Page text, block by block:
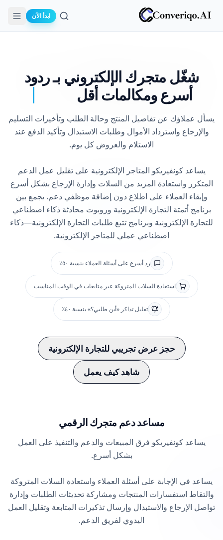
ابدأ الآن
شغّل متجرك الإلكتروني بـردود
أسرع ومكالمات أقل
يسأل عملاؤك عن تفاصيل المنتج وحالة الطلب وتأخيرات التسليم
والإرجاع واسترداد الأموال وطلبات الاستبدال وتأكيد الدفع عند
يساعد كونفيريكو المتاجر الإلكترونية على تقليل عمل الدعم
المتكرر واستعادة المزيد من السلات وإدارة الإرجاع بشكل أسرع
وإبقاء العملاء على اطلاع دون إضافة موظفي دعم. يجمع بين
برنامج أتمتة التجارة الإلكترونية وروبوت محادثة ذكاء اصطناعي
للتجارة الإلكترونية وبرنامج تتبع طلبات التجارة الإلكترونية—ذكاء
اصطناعي عملي للمتاجر الإلكترونية.
رد أسرع على أسئلة العملاء بنسبة ٥٠٪
استعادة السلات المتروكة عبر متابعات في الوقت المناسب
تقليل تذاكر «أين طلبي؟» بنسبة ٤٠٪
حجز عرض تجريبي للتجارة الإلكترونية
شاهد كيف يعمل
مساعد دعم متجرك الرقمي
يساعد كونفيريكو فرق المبيعات والدعم والتنفيذ على العمل
يساعد في الإجابة على أسئلة العملاء واستعادة السلات المتروكة
والتقاط استفسارات المنتجات ومشاركة تحديثات الطلبات وإدارة
تواصل الإرجاع والاستبدال وإرسال تذكيرات المتابعة وتقليل العمل